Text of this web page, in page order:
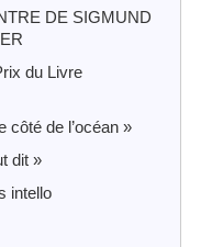
DE SIGMUND
du Livre
côté de l’océan »
dit »
intello